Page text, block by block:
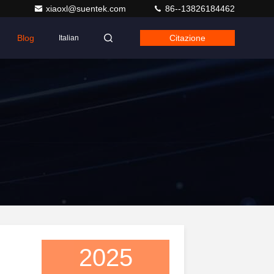
xiaoxl@suentek.com 86--13826184462
Blog Italian Citazione
2025